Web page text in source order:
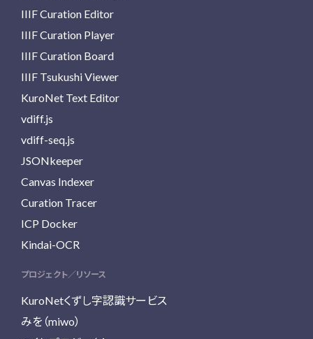
IIIF Curation Editor
IIIF Curation Player
IIIF Curation Board
IIIF Tsukushi Viewer
KuroNet Text Editor
vdiff.js
vdiff-seq.js
JSONkeeper
Canvas Indexer
Curation Tracer
ICP Docker
Kindai-OCR
プロジェクト／リソース
KuroNetくずし字認識サービス
みを（miwo）